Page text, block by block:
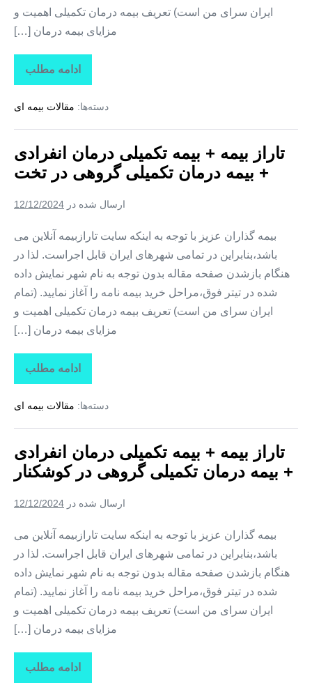
ایران سرای من است) تعریف بیمه درمان تکمیلی اهمیت و
مزایای بیمه درمان […]
ادامه مطلب
تاراز
بیمه
بیمه
درمان
+
بیمه
درمان
تکمیلی
در
دسته‌ها: مقالات بیمه ای
تاراز بیمه + بیمه تکمیلی درمان انفرادی
+ بیمه درمان تکمیلی گروهی در تخت
ارسال شده در 12/12/2024
بیمه گذاران عزیز با توجه به اینکه سایت تارازبیمه آنلاین می
باشد،بنابراین در تمامی شهرهای ایران قابل اجراست. لذا در
هنگام بازشدن صفحه مقاله بدون توجه به نام شهر نمایش داده
شده در تیتر فوق،مراحل خرید بیمه نامه را آغاز نمایید. (تمام
ایران سرای من است) تعریف بیمه درمان تکمیلی اهمیت و
مزایای بیمه درمان […]
ادامه مطلب
تاراز
بیمه
بیمه
درمان
+
بیمه
درمان
تکمیلی
در
دسته‌ها: مقالات بیمه ای
تاراز بیمه + بیمه تکمیلی درمان انفرادی
+ بیمه درمان تکمیلی گروهی در کوشکنار
ارسال شده در 12/12/2024
بیمه گذاران عزیز با توجه به اینکه سایت تارازبیمه آنلاین می
باشد،بنابراین در تمامی شهرهای ایران قابل اجراست. لذا در
هنگام بازشدن صفحه مقاله بدون توجه به نام شهر نمایش داده
شده در تیتر فوق،مراحل خرید بیمه نامه را آغاز نمایید. (تمام
ایران سرای من است) تعریف بیمه درمان تکمیلی اهمیت و
مزایای بیمه درمان […]
ادامه مطلب
تاراز
بیمه